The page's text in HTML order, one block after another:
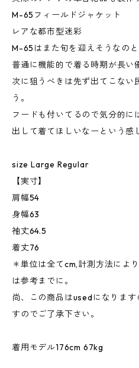
M-65フィールドジャケット
レアな都市型迷彩
M-65はまた旬を迎えそうなのと
普通に機能的で着る時期が長い
次に狙うべきは先ず出てこない
う。
フードも付いてるので気分的に
出して着てほしいなーという感
size Large Regular
【実寸】
肩幅54
身幅63
袖丈64.5
着丈76
＊単位は全てcm,計測方法によ
は参考までに。
尚、この商品はusedになりま
すのでご了承下さい。
着用モデル176cm 67kg